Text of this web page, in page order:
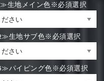
生地メイン色※必須選択
生地サブ色※必須選択
パイピング色※必須選択